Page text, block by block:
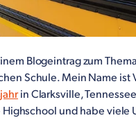
Blogeintrag zum
Schule. Mein Name ist
in Clarksville,
und habe viele